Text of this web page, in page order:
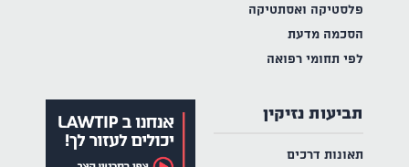
פלסטיקה ואסתטיקה
הסכמה מדעת
לפי תחומי רפואה
תביעות נזיקין
תאונות דרכים